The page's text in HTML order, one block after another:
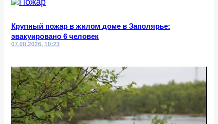
Крупный пожар в жилом доме в Заполярье:
эвакуировано 6 человек
07.08.2026, 10:23